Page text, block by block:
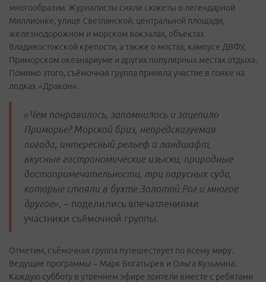
многообразии. Журналисты сняли сюжеты о легендарной
Миллионке, улице Светланской, центральной площади,
железнодорожном и морском вокзалах, объектах
Владивостокской крепости, а также о мостах, кампусе ДВФУ,
Приморском океанариуме и других популярных местах отдыха.
Помимо этого, съёмочная группа приняла участие в гонке на
лодках «Дракон».
«Чем понравилось, запомнилось и зацепило
Приморье? Морской бриз, непредсказуемая
погода, интересный рельеф и ландшафт,
вкусные гастрономические изыски, природные
достопримечательности, три парусных суда,
которые стояли в бухте Золотой Рог и многое
другое», – поделились впечатлениями
участники съёмочной группы.
Отметим, съёмочная группа путешествует по всему миру.
Ведущие программы – Марк Богатырев и Ольга Кузьмина.
Каждую субботу в утреннем эфире зрители вместе с ребятами